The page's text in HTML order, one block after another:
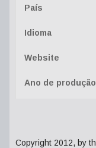
País
Idioma
Website
Ano de produção
Copyright 2012, by